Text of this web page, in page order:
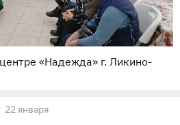
«Надежда» г. Ликино-
22 января